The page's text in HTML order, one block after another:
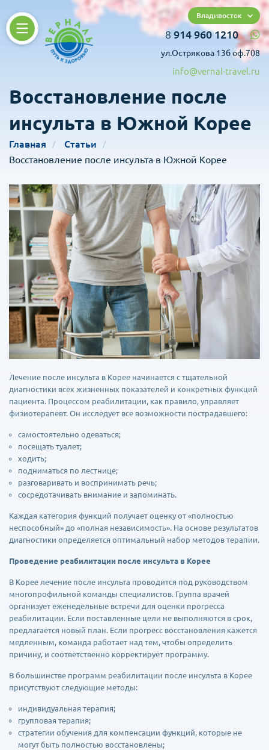
Владивосток
8 914 960 1210
ул.Острякова 13б оф.708
info@vernal-travel.ru
Восстановление после
инсульта в Южной Корее
Главная
Статьи
Восстановление после инсульта в Южной Корее
Лечение после инсульта в Корее начинается с тщательной
диагностики всех жизненных показателей и конкретных функций
пациента. Процессом реабилитации, как правило, управляет
физиотерапевт. Он исследует все возможности пострадавшего:
самостоятельно одеваться;
посещать туалет;
ходить;
подниматься по лестнице;
разговаривать и воспринимать речь;
сосредотачивать внимание и запоминать.
Каждая категория функций получает оценку от «полностью
неспособный» до «полная независимость». На основе результатов
диагностики определяется оптимальный набор методов терапии.
Проведение реабилитации после инсульта в Корее
В Корее лечение после инсульта проводится под руководством
многопрофильной команды специалистов. Группа врачей
организует еженедельные встречи для оценки прогресса
реабилитации. Если поставленные цели не выполняются в срок,
предлагается новый план. Если прогресс восстановления кажется
медленным, команда работает над тем, чтобы определить
причину, и соответственно корректирует программу.
В большинстве программ реабилитации после инсульта в Корее
присутствуют следующие методы:
индивидуальная терапия;
групповая терапия;
стратегии обучения для компенсации функций, которые не
могут быть полностью восстановлены;